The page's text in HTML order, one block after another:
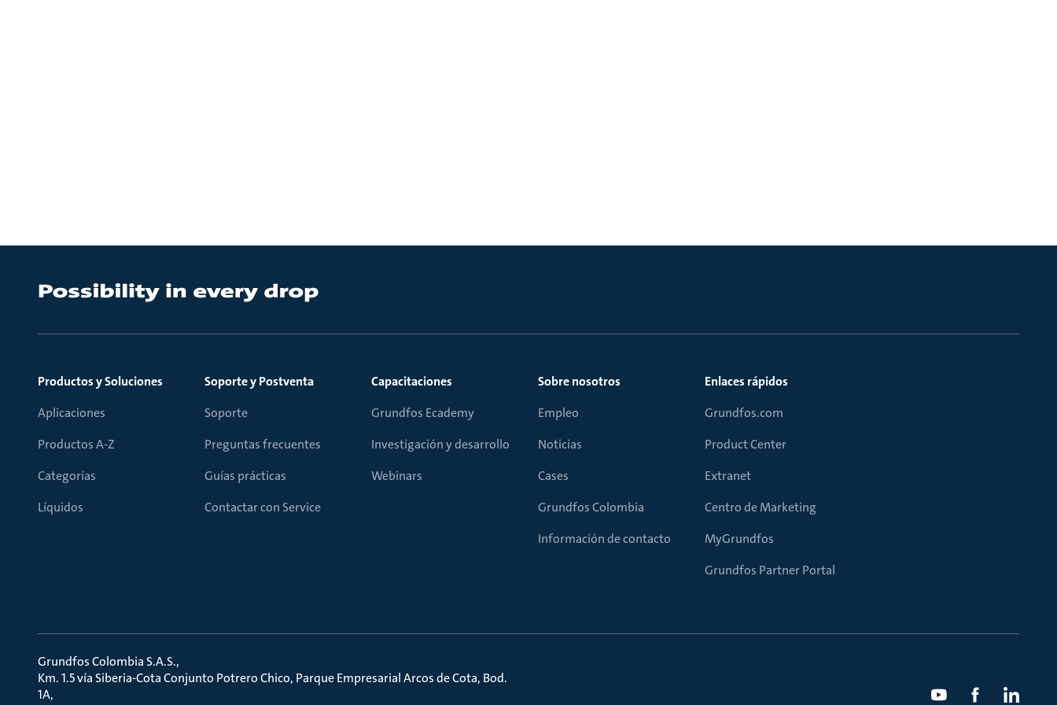
Productos y Soluciones
Aplicaciones
Productos A-Z
Categorías
Líquidos
Soporte y Postventa
Soporte
Preguntas frecuentes
Guías prácticas
Contactar con Service
Capacitaciones
Grundfos Ecademy
Investigación y desarrollo
Webinars
Sobre nosotros
Empleo
Noticias
Cases
Grundfos Colombia
Información de contacto
Enlaces rápidos
Grundfos.com
Product Center
Extranet
Centro de Marketing
MyGrundfos
Grundfos Partner Portal
Grundfos Colombia S.A.S.
Km. 1.5 vía Siberia-Cota Conjunto Potrero Chico, Parque Empresarial Arcos de Cota, Bod.
1A